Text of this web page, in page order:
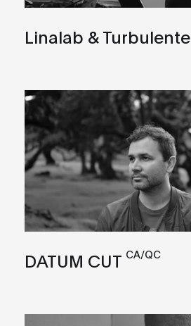
Linalab & Turbulente
DATUM CUT CA/QC